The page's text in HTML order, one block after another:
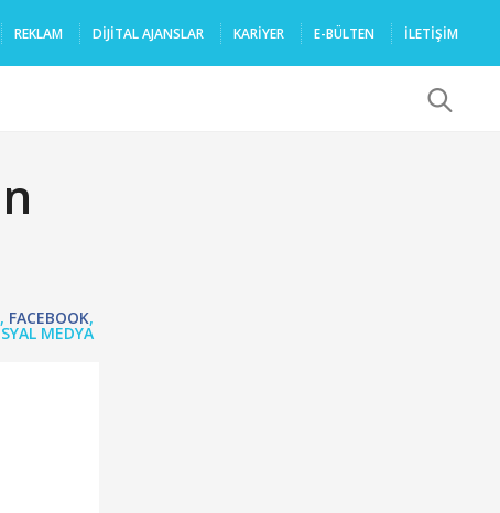
REKLAM DIJITAL AJANSLAR KARIYER E-BÜLTEN İLETİŞİM
, FACEBOOK,
MEDYA